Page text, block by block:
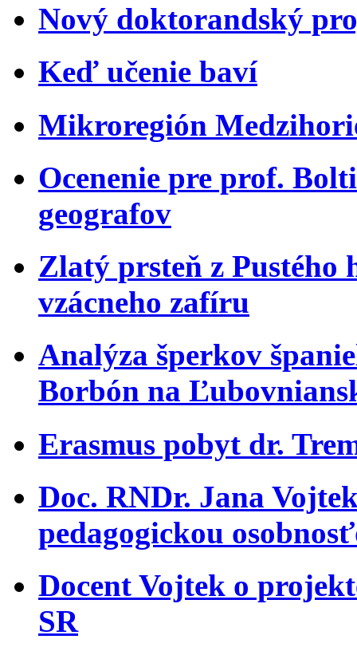
Nový doktorandský
Keď učenie baví
Mikroregión
Ocenenie pre prof.
geografov
Zlatý prsteň z Pustého
vzácneho zafíru
Analýza šperkov
Borbón na
Erasmus pobyt dr.
Doc. RNDr. Jana
pedagogickou
Docent Vojtek o
SR